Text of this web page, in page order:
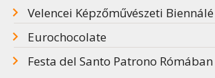
Velencei Képzőművészeti Biennálé
Eurochocolate
Festa del Santo Patrono Rómában